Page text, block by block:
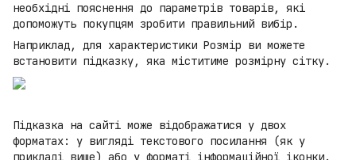
необхідні пояснення до параметрів товарів, які
допоможуть покупцям зробити правильний вибір.
Наприклад, для характеристики Розмір ви можете
встановити підказку, яка міститиме розмірну сітку.
Підказка на сайті може відображатися у двох
форматах: у вигляді текстового посилання (як у
прикладі вище) або у форматі інформаційної іконки.